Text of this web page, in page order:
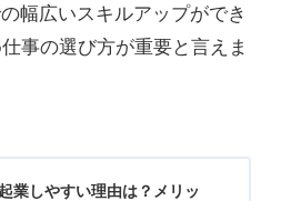
幅広いスキルアップができ
事の選び方が重要と言えま
業しやすい理由は？メリッ